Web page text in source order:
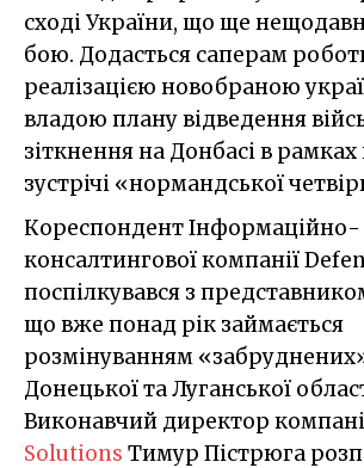
сході України, що ще
бою. Додасться саперам
реалізацією новобраною
владою плану відведення
зіткнення на Донбасі в
зустрічі «нормандської
Кореспондент Інформаційно-
консалтингової компанії
поспілкувався з
що вже понад рік займається
розмінуванням
Донецької та Луганської
Виконавчий директор
Solutions Тимур Пістрюга